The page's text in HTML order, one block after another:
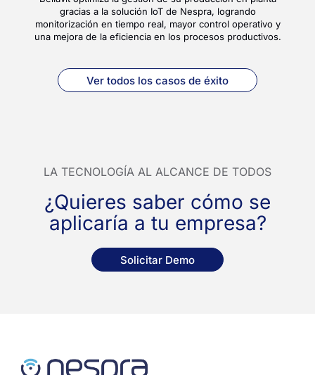
gracias a la solución IoT de Nespra, logrando
monitorización en tiempo real, mayor control operativo y
una mejora de la eficiencia en los procesos productivos.
Ver todos los casos de éxito
LA TECNOLOGÍA AL ALCANCE DE TODOS
¿Quieres saber cómo se
aplicaría a tu empresa?
Solicitar Demo